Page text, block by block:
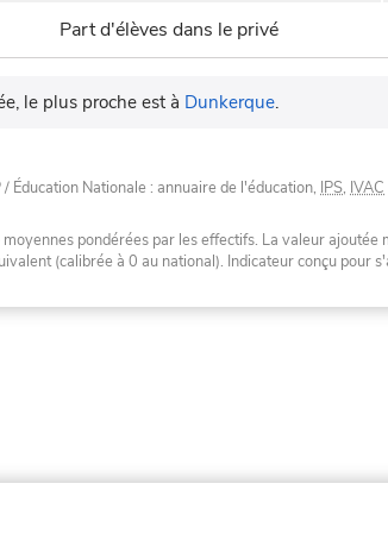
Part d'élèves dans le privé
le plus proche est à Dunkerque.
/ Éducation Nationale : annuaire de l'éducation, IPS, IVAC
moyennes pondérées par les effectifs. La valeur
(calibrée à 0 au national). Indicateur conçu pour